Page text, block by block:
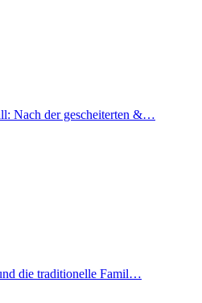
Nach der gescheiterten &…
die traditionelle Famil…